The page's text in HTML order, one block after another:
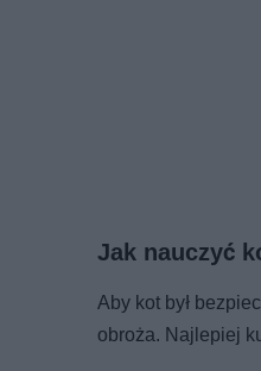
Jak nauczyć
Aby kot był
obroża. Najlepiej